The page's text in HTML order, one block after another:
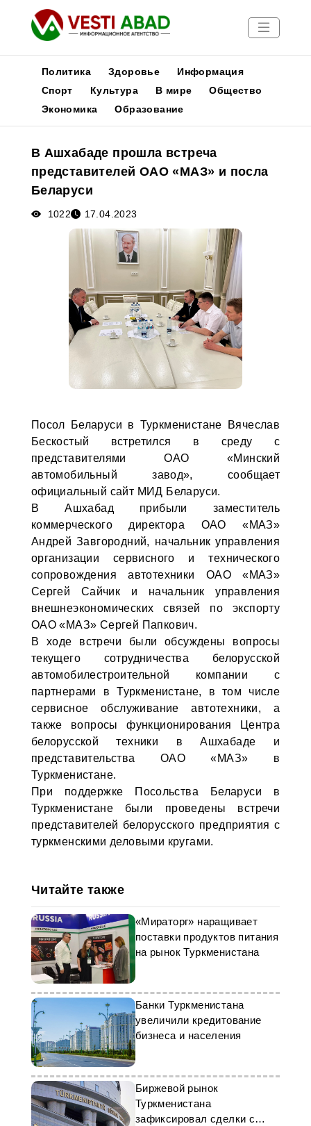
Новости
Медиа
Афиша
Политика Здоровье
Информация
Спорт
Культура В мире
Общество
Экономика
Образование
В Ашхабаде прошла встреча
представителей ОАО «МАЗ» и посла
Беларуси
1022 17.04.2023
Посол Беларуси в Туркменистане Вячеслав
Бескостый встретился в среду с
представителями ОАО «Минский
автомобильный завод», сообщает
официальный сайт МИД Беларуси.
В Ашхабад прибыли заместитель
коммерческого директора ОАО «МАЗ»
Андрей Завгородний, начальник управления
организации сервисного и технического
сопровождения автотехники ОАО «МАЗ»
Сергей Сайчик и начальник управления
внешнеэкономических связей по экспорту
ОАО «МАЗ» Сергей Папкович.
В ходе встречи были обсуждены вопросы
текущего сотрудничества белорусской
автомобилестроительной компании с
партнерами в Туркменистане, в том числе
сервисное обслуживание автотехники, а
также вопросы функционирования Центра
белорусской техники в Ашхабаде и
представительства ОАО «МАЗ» в
Туркменистане.
При поддержке Посольства Беларуси в
Туркменистане были проведены встречи
представителей белорусского предприятия с
туркменскими деловыми кругами.
Читайте также
«Мираторг» наращивает
поставки продуктов питания
на рынок Туркменистана
Банки Туркменистана
увеличили кредитование
бизнеса и населения
Биржевой рынок
Туркменистана
зафиксировал сделки с